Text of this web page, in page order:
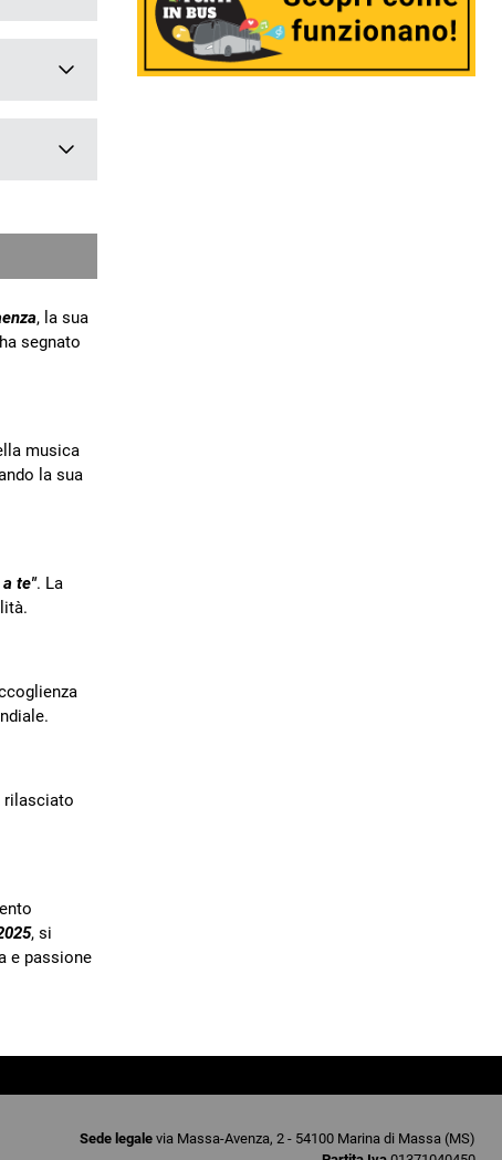
, la sua
segnato
musica
la sua
a te". La
rilasciato
, si
e passione
Sede legale via Massa-Avenza, 2 - 54100 Marina di Massa (MS)